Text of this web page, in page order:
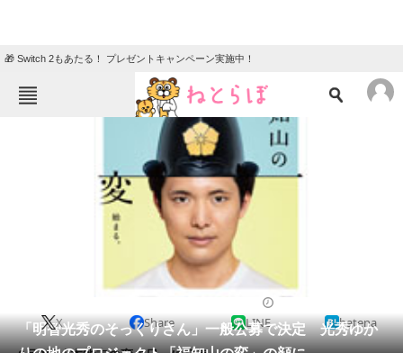
🎁 Switch 2もあたる！ プレゼントキャンペーン実施中！
ニュース
クイズ
地域
教育・育児
リサーチ
会員記事
「明智光秀のそっくりさん」一般公募で決定 光秀ゆか
X Share LINE hatena